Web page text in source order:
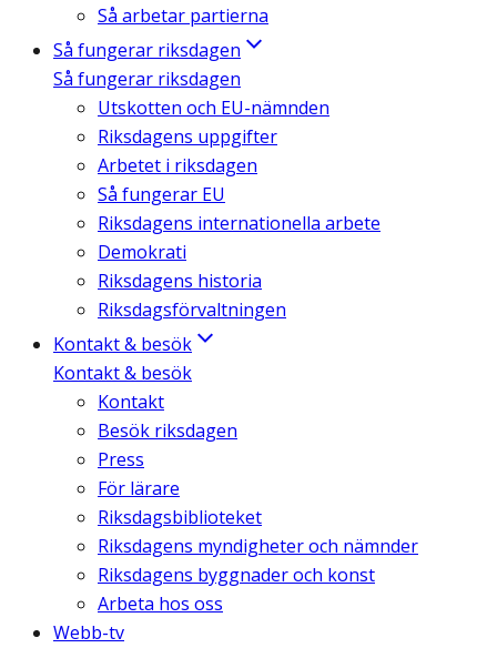
Så arbetar partierna
Så fungerar riksdagen
Så fungerar riksdagen
Utskotten och EU-nämnden
Riksdagens uppgifter
Arbetet i riksdagen
Så fungerar EU
Riksdagens internationella arbete
Demokrati
Riksdagens historia
Riksdagsförvaltningen
Kontakt & besök
Kontakt & besök
Kontakt
Besök riksdagen
Press
För lärare
Riksdagsbiblioteket
Riksdagens myndigheter och nämnder
Riksdagens byggnader och konst
Arbeta hos oss
Webb-tv